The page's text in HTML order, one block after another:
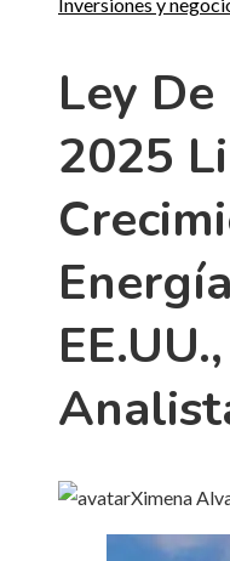
Ley
2025
Ximena